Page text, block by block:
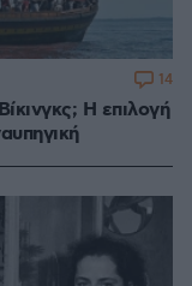
Η επιλογή
14